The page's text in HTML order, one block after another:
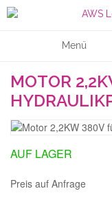
Menü
MOTOR
AUF LAGER
Preis auf Anfrage